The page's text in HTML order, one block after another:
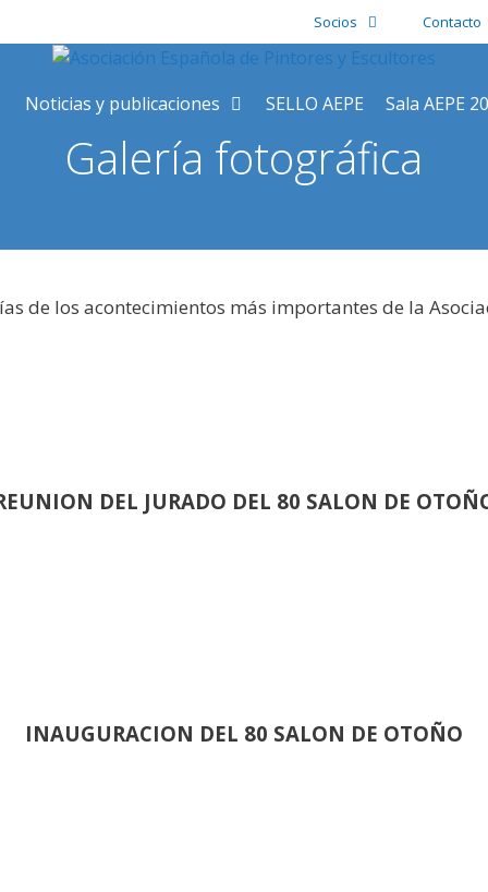
Socios Contacto
Noticias y publicaciones SELLO AEPE Sala AEPE
Galería fotográfica
de los acontecimientos más importantes de la
DEL JURADO DEL 80 SALON DE
INAUGURACION DEL 80 SALON DE OTOÑO